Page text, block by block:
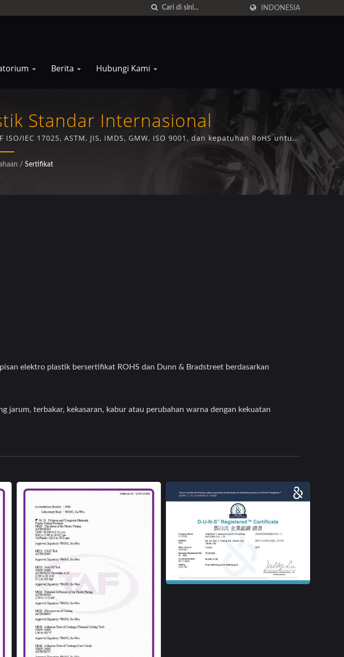
INDONESIA
Berita Hubungi Kami
Standar Internasional
IEC 17025, ASTM, JIS, IMDS, GMW, ISO 9001, dan kepatuhan RoHS untuk
berkualitas superior.
/ Sertifikat
elektro plastik bersertifikat ROHS dan Dunn & Bradstreet berdasarkan
terbakar, kekasaran, kabur atau perubahan warna dengan kekuatan